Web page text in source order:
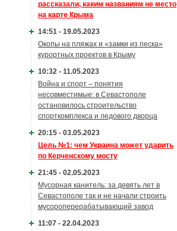
рассказали, каким названиям не место
на карте Крыма
14:51 - 19.05.2023
Окопы на пляжах и «замки из песка»
курортных проектов в Крыму
10:32 - 11.05.2023
Война и спорт – понятия
несовместимые: в Севастополе
остановилось строительство
спорткомплекса и ледового дворца
20:15 - 03.05.2023
Цель №1: чем Украина может ударить
по Керченскому мосту
21:45 - 02.05.2023
Мусорная канитель: за девять лет в
Севастополе так и не начали строить
мусороперерабатывающий завод
11:07 - 22.04.2023